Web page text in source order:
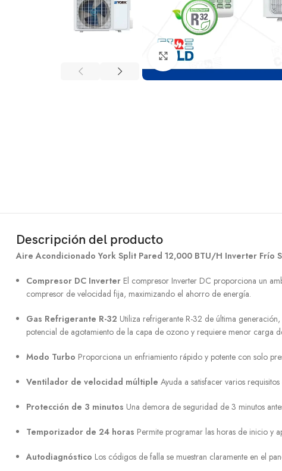
Click to enlarge
Descripción del producto
Aire Acondicionado York Split Pared 12,000 BTU/H Inverter Frío
Compresor DC Inverter El compresor Inverter DC proporciona un
compresor de velocidad fija, maximizando el ahorro de energía.
Gas Refrigerante R-32 Utiliza refrigerante R-32 de última
potencial de agotamiento de la capa de ozono y requiere menor carga
Modo Turbo Proporciona un enfriamiento rápido y potente con solo
Ventilador de velocidad múltiple Ayuda a satisfacer varios
Protección de 3 minutos Una demora de seguridad de 3 minutos
Temporizador de 24 horas Permite programar las horas de inicio y
Autodiagnóstico Los códigos de falla se muestran claramente en el